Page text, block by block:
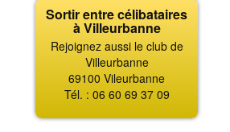
Sortir entre célibataires
à Villeurbanne
Rejoignez aussi le club de
Villeurbanne
69100 Vileurbanne
Tél. : 06 60 69 37 09